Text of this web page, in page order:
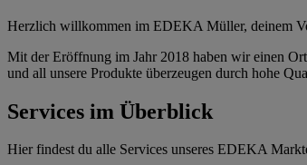
Herzlich willkommen im EDEKA Müller, deinem
Mit der Eröffnung im Jahr 2018 haben wir einen
und all unsere Produkte überzeugen durch hohe
Services im Überblick
Hier findest du alle Services unseres EDEKA